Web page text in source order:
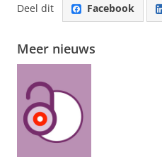
Deel dit Facebook
Meer nieuws